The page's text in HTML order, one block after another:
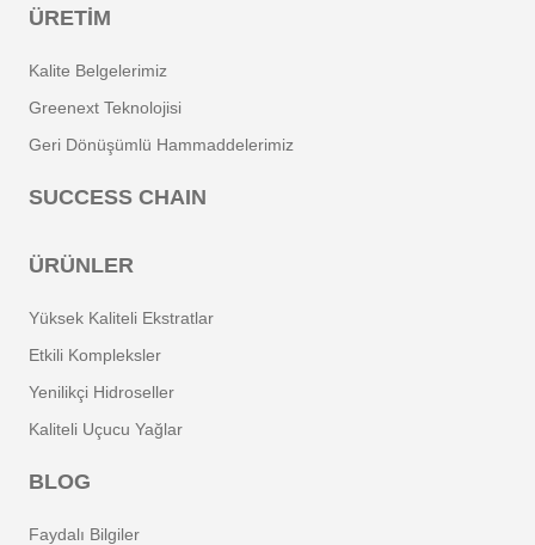
ÜRETIM
Kalite Belgelerimiz
Greenext Teknolojisi
Geri Dönüşümlü Hammaddelerimiz
SUCCESS CHAIN
ÜRÜNLER
Yüksek Kaliteli Ekstratlar
Etkili Kompleksler
Yenilikçi Hidroseller
Kaliteli Uçucu Yağlar
BLOG
Faydalı Bilgiler